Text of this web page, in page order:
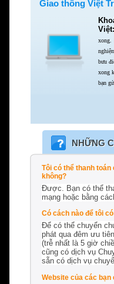
Giao thông Việt
Việt:
xong.
bưu
xong
bạn
NHỮNG
Tôi có thể thanh
không?
Được. Bạn có thể
mạng hoặc bằng
Có cách nào để tôi
Để có thể chuyển
phát qua đêm ưu
(trễ nhất là 5 giờ
cũng có dịch vụ
sẵn có dịch vụ
Website của các bạn